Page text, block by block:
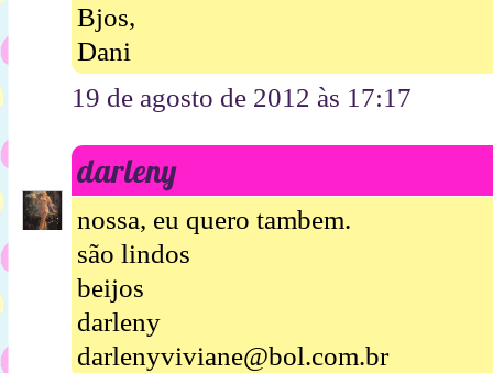
Bjos,
Dani
19 de agosto de 2012 às 17:17
darleny
nossa, eu quero tambem.
são lindos
beijos
darleny
darlenyviviane@bol.com.br